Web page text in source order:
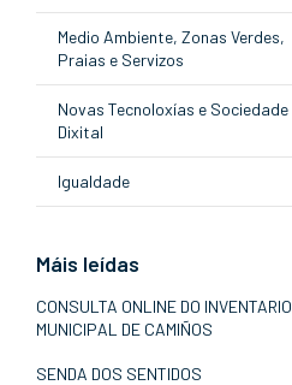
Medio Ambiente, Zonas Verdes,
Praias e Servizos
Novas Tecnoloxías e Sociedade
Dixital
Igualdade
Máis leídas
CONSULTA ONLINE DO INVENTARIO
MUNICIPAL DE CAMIÑOS
SENDA DOS SENTIDOS